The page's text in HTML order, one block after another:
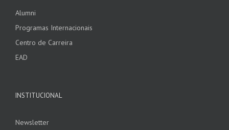
Alumni
Programas Internacionais
Centro de Carreira
EAD
INSTITUCIONAL
Newsletter